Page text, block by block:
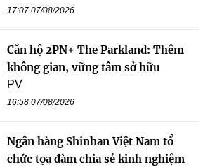
17:07 07/08/2026
Căn hộ 2PN+ The Parkland: Thêm
không gian, vững tâm sở hữu
PV
16:58 07/08/2026
Ngân hàng Shinhan Việt Nam tổ
chức tọa đàm chia sẻ kinh nghiệm